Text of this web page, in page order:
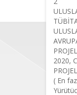
2020,
( En